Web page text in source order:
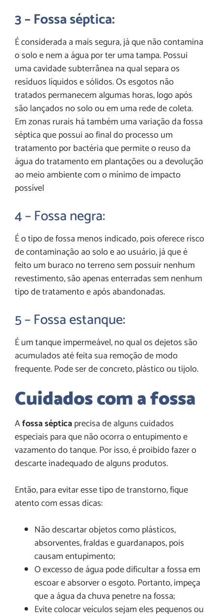
3 – Fossa séptica:
É considerada a mais segura, já que não contamina
o solo e nem a água por ter uma tampa. Possui
uma cavidade subterrânea na qual separa os
resíduos líquidos e sólidos. Os esgotos não
tratados permanecem algumas horas, logo após
são lançados no solo ou em uma rede de coleta.
Em zonas rurais há também uma variação da fossa
séptica que possui ao final do processo um
tratamento por bactéria que permite o reuso da
água do tratamento em plantações ou a devolução
ao meio ambiente com o mínimo de impacto
possível
4 – Fossa negra:
É o tipo de fossa menos indicado, pois oferece risco
de contaminação ao solo e ao usuário, já que é
feito um buraco no terreno sem possuir nenhum
revestimento, são apenas enterradas sem nenhum
tipo de tratamento e após abandonadas.
5 – Fossa estanque:
É um tanque impermeável, no qual os dejetos são
acumulados até feita sua remoção de modo
frequente. Pode ser de concreto, plástico ou tijolo.
Cuidados com a fossa
Afossa sépticaprecisa de alguns cuidados
especiais para que não ocorra o entupimento e
vazamento do tanque. Por isso, é proibido fazer o
descarte inadequado de alguns produtos.
Então, para evitar esse tipo de transtorno, fique
atento com essas dicas:
Não descartar objetos como plásticos,
absorventes, fraldas e guardanapos, pois
causam entupimento;
O excesso de água pode dificultar a fossa em
escoar e absorver o esgoto. Portanto, impeça
que a água da chuva penetre na fossa;
Evite colocar veículos sejam eles pequenos ou